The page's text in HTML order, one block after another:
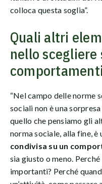
colloca questa soglia”.
Quali altri
nello
“Nel campo delle norme
sociali non è una
quello che pensiamo gli
norma sociale, alla fine, è
condivisa su un
sia giusto o meno.
importanti? Perché